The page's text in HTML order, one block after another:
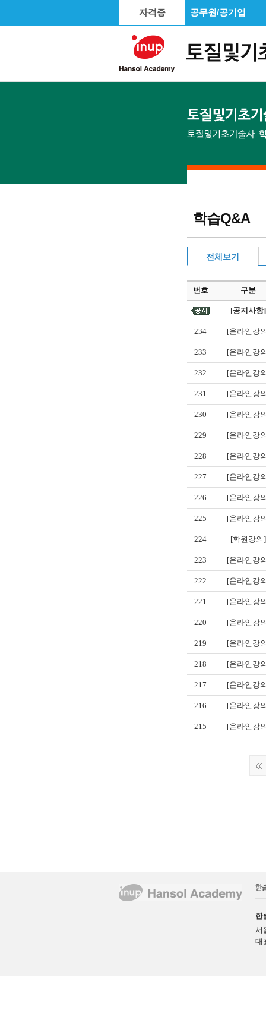
자격증 공무원/공기업
학습Q&A
전체보기
번호 구분
[공지사항]
234 [온라인강
233 [온라인강
232 [온라인강
231 [온라인강
230 [온라인강
229 [온라인강
228 [온라인강
227 [온라인강
226 [온라인강
225 [온라인강
224 [학원강의]
223 [온라인강
222 [온라인강
221 [온라인강
220 [온라인강
219 [온라인강
218 [온라인강
217 [온라인강
216 [온라인강
215 [온라인강
한
서
대